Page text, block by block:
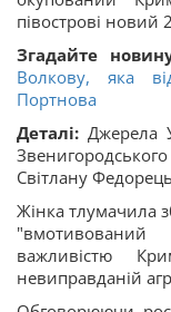
півострові новий
Згадайте
Волкову, яка
Портнова
Деталі: Джерела
Світлану
Жінка тлумачила
важливістю
невиправданій